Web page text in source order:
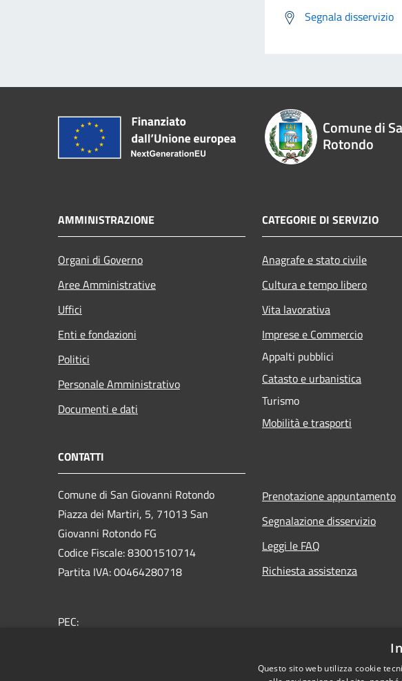
Segnala disservizio
Comune di
Rotondo
AMMINISTRAZIONE
Organi di Governo
Aree Amministrative
Uffici
Enti e fondazioni
Politici
Personale Amministrativo
Documenti e dati
CATEGORIE DI SERVIZIO
Anagrafe e stato civile
Cultura e tempo libero
Vita lavorativa
Imprese e Commercio
Appalti pubblici
Catasto e urbanistica
Turismo
Mobilità e trasporti
CONTATTI
Comune di San Giovanni Rotondo
Piazza dei Martiri, 5, 71013 San
Giovanni Rotondo FG
Codice Fiscale: 83001510714
Partita IVA: 00464280718
PEC:
Prenotazione appuntamento
Segnalazione disservizio
Leggi le FAQ
Richiesta assistenza
Questo sito web utilizza cookie